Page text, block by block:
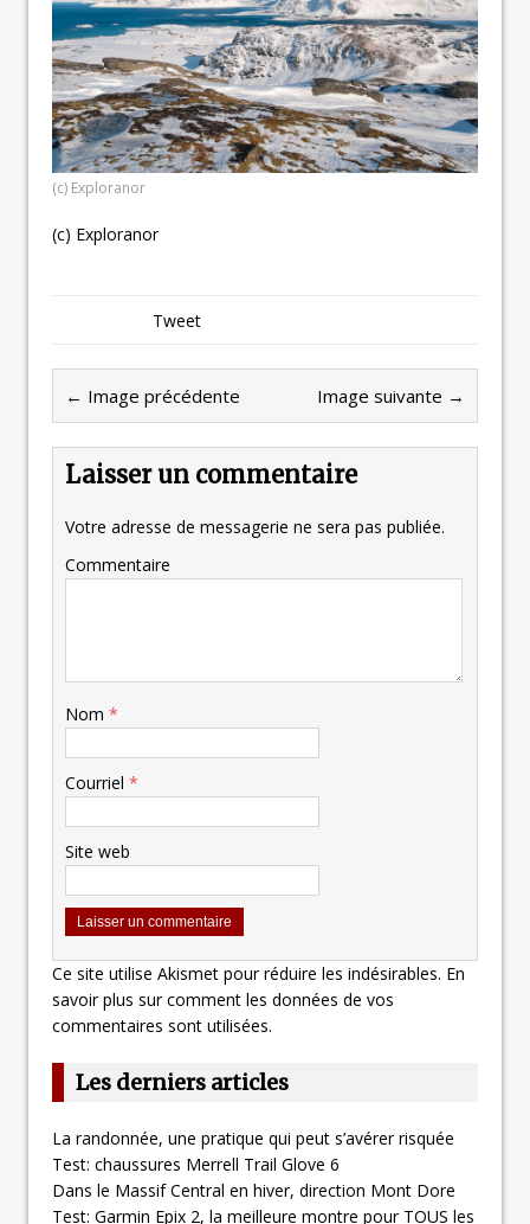
(c) Exploranor
(c) Exploranor
Tweet
← Image précédente Image suivante →
Laisser un commentaire
Votre adresse de messagerie ne sera pas publiée.
Commentaire
Nom *
Courriel *
Site web
Ce site utilise Akismet pour réduire les indésirables. En
savoir plus sur comment les données de vos
commentaires sont utilisées.
Les derniers articles
La randonnée, une pratique qui peut s’avérer risquée
Test: chaussures Merrell Trail Glove 6
Dans le Massif Central en hiver, direction Mont Dore
Test: Garmin Epix 2, la meilleure montre pour TOUS les